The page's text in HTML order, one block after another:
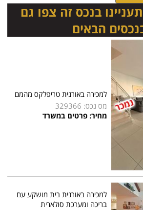
בנכס זה צפו גם
הבאים
למכירה באורנית טריפלקס מהמם
מס נכס: 329366
מחיר: פרטים במשרד
למכירה באורנית בית מושקע עם
בריכה ומערכת סולארית